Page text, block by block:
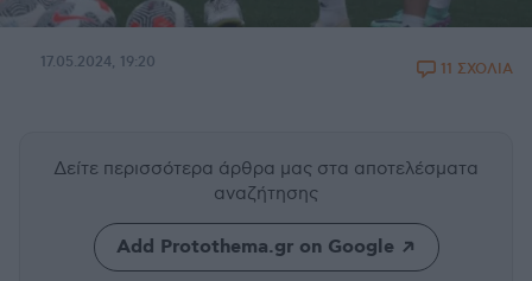
17.05.2024, 19:20 11 ΣΧΟΛΙΑ
Δείτε περισσότερα άρθρα μας στα αποτελέσματα
αναζήτησης
Add Protothema.gr on Google